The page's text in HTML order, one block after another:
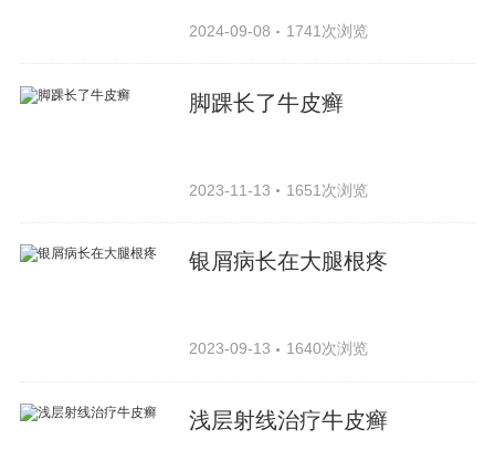
2024-09-08 1741次浏览
脚踝长了牛皮癣
2023-11-13 1651次浏览
银屑病长在大腿根疼
2023-09-13 1640次浏览
浅层射线治疗牛皮癣